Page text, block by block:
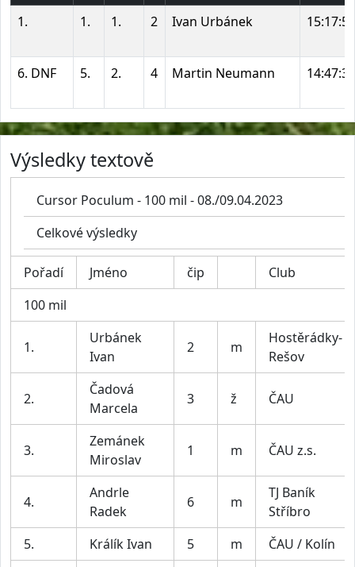
1. 1. 1. 2 Ivan Urbánek 15:17:54
6. DNF 5. 2. 4 Martin Neumann 14:47:39
Výsledky textově
Cursor Poculum - 100 mil - 08./09.04.2023
Celkové výsledky
Pořadí Jméno čip
Club
100 mil
1.
Urbánek
Ivan
2 m
Hostěrádky-
Rešov
2.
Čadová
Marcela
3 ž ČAU
3.
Zemánek
Miroslav
1 m ČAU z.s.
4.
Andrle
Radek
6 m
TJ Baník
Stříbro
5.
Králík Ivan 5 m ČAU / Kolín